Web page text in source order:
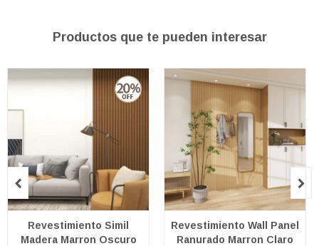
Productos que te pueden interesar
Revestimiento Simil
Madera Marron Oscuro
Revestimiento Wall Panel
Ranurado Marron Claro
 